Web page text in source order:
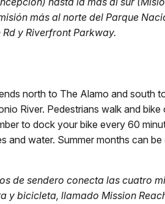
más al norte del Parque
y Riverfront Parkway.
north to The Alamo and south
River. Pedestrians walk and
to dock your bike every 60
and water. Summer months can
de sendero conecta las cuatro
y bicicleta, llamado Mission